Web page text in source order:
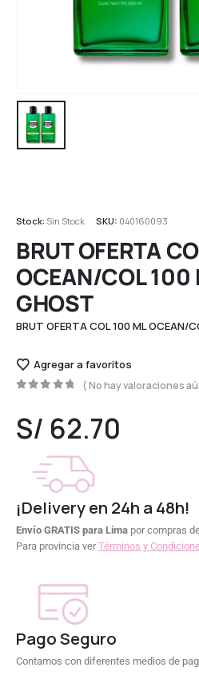
Stock: Sin Stock SKU: 040160093
BRUT OFERTA
OCEAN/COL 100
GHOST
BRUT OFERTA COL 100 ML OCEAN/
Agregar a favoritos
( No hay valoraciones
S/ 62.70
¡Delivery en 24h a 48h!
Envío GRATIS para Lima por compras
Para provincia verTérminos y
Pago Seguro
Contamos con diferentes medios de